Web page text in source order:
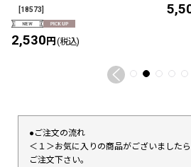
[18573]
2,530円 (税込)
●ご注文の流れ
＜１＞お気に入りの商品がございました
ご注文下さい。